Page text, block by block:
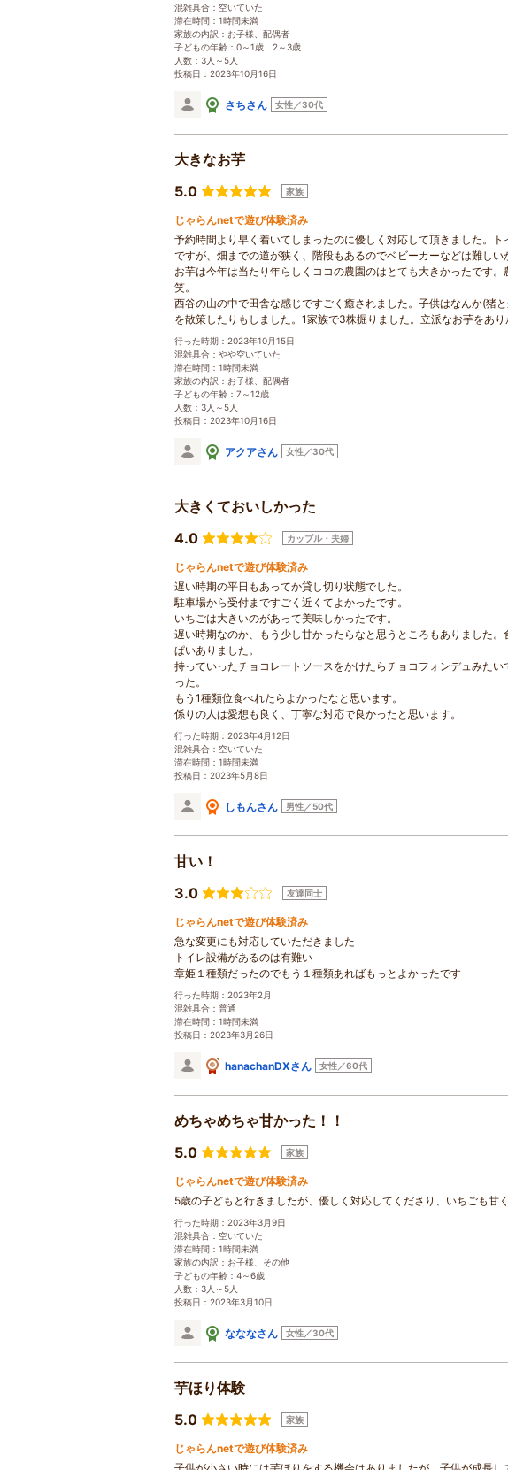
混雑具合：空いていた
滞在時間：1時間未満
家族の内訳：お子様、配偶者
子どもの年齢：0～1歳、2～3歳
人数：3人～5人
投稿日：2023年10月16日
さちさん 女性／30代
大きなお芋
5.0
家族
じゃらんnetで遊び体験済み
予約時間より早く着いてしまったのに優しく対応して頂きました。
ですが、畑までの道が狭く、階段もあるのでベビーカーなどは難しい
お芋は今年は当たり年らしくココの農園のはとても大きかったです
笑。
西谷の山の中で田舎な感じですごく癒されました。子供はなんか(猪
を散策したりもしました。1家族で3株掘りました。立派なお芋をあり
行った時期：2023年10月15日
混雑具合：やや空いていた
滞在時間：1時間未満
家族の内訳：お子様、配偶者
子どもの年齢：7～12歳
人数：3人～5人
投稿日：2023年10月16日
アクアさん 女性／30代
大きくておいしかった
4.0
カップル・夫婦
じゃらんnetで遊び体験済み
遅い時期の平日もあってか貸し切り状態でした。
駐車場から受付まですごく近くてよかったです。
いちごは大きいのがあって美味しかったです。
遅い時期なのか、もう少し甘かったらなと思うところもありました。
ぱいありました。
持っていったチョコレートソースをかけたらチョコフォンデュみた
った。
もう1種類位食べれたらよかったなと思います。
係りの人は愛想も良く、丁寧な対応で良かったと思います。
行った時期：2023年4月12日
混雑具合：空いていた
滞在時間：1時間未満
投稿日：2023年5月8日
しもんさん 男性／50代
甘い！
3.0
友達同士
じゃらんnetで遊び体験済み
急な変更にも対応していただきました
トイレ設備があるのは有難い
章姫１種類だったのでもう１種類あればもっとよかったです
行った時期：2023年2月
混雑具合：普通
滞在時間：1時間未満
投稿日：2023年3月26日
hanachanDXさん 女性／60代
めちゃめちゃ甘かった！！
5.0
家族
じゃらんnetで遊び体験済み
5歳の子どもと行きましたが、優しく対応してくださり、いちごも甘
行った時期：2023年3月9日
混雑具合：空いていた
滞在時間：1時間未満
家族の内訳：お子様、その他
子どもの年齢：4～6歳
人数：3人～5人
投稿日：2023年3月10日
なななさん 女性／30代
芋ほり体験
5.0
家族
じゃらんnetで遊び体験済み